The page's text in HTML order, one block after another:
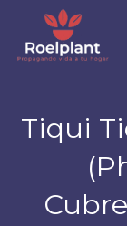
Tiqui